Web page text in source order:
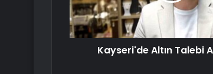
Kayseri'de Altın Talebi